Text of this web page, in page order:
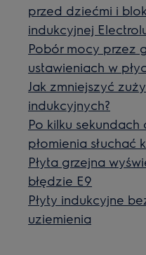
przed dziećmi i
indukcyjnej
Pobór mocy przez
ustawieniach w
Jak zmniejszyć
indukcyjnych?
Po kilku
płomienia słuchać
Płyta grzejna
błędzie E9
Płyty indukcyjne
uziemienia